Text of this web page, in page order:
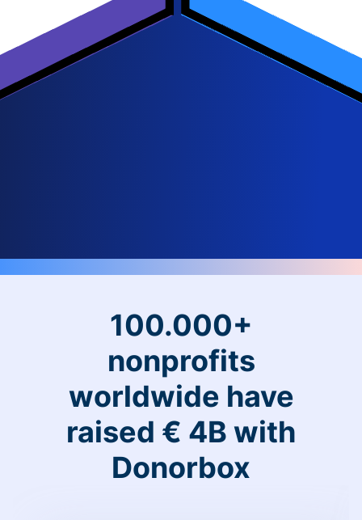
100.000+
nonprofits
worldwide have
raised € 4B with
Donorbox